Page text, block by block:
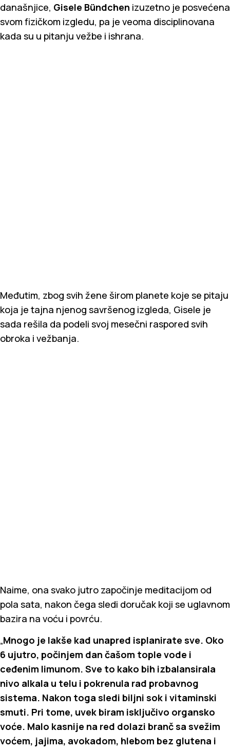
današnjice, Gisele Bündchen izuzetno je posvećena
svom fizičkom izgledu, pa je veoma disciplinovana
kada su u pitanju vežbe i ishrana.
Međutim, zbog svih žene širom planete koje se pitaju
koja je tajna njenog savršenog izgleda, Gisele je
sada rešila da podeli svoj mesečni raspored svih
obroka i vežbanja.
Naime, ona svako jutro započinje meditacijom od
pola sata, nakon čega sledi doručak koji se uglavnom
bazira na voću i povrću.
„Mnogo je lakše kad unapred isplanirate sve. Oko
6 ujutro, počinjem dan čašom tople vode i
ceđenim limunom. Sve to kako bih izbalansirala
nivo alkala u telu i pokrenula rad probavnog
sistema. Nakon toga sledi biljni sok i vitaminski
smuti. Pri tome, uvek biram isključivo organsko
voće. Malo kasnije na red dolazi branč sa svežim
voćem, jajima, avokadom, hlebom bez glutena i